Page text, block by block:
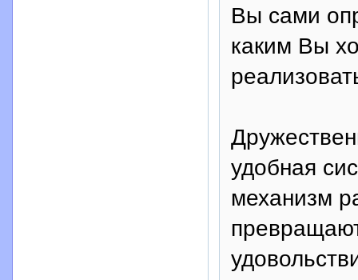
Вы сами
каким Вы
удобная
механизм